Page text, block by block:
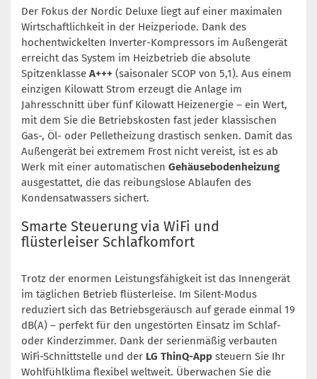
Der Fokus der Nordic Deluxe liegt auf einer maximalen
Wirtschaftlichkeit in der Heizperiode. Dank des
hochentwickelten Inverter-Kompressors im Außengerät
erreicht das System im Heizbetrieb die absolute
Spitzenklasse A+++ (saisonaler SCOP von 5,1). Aus einem
einzigen Kilowatt Strom erzeugt die Anlage im
Jahresschnitt über fünf Kilowatt Heizenergie – ein Wert,
mit dem Sie die Betriebskosten fast jeder klassischen
Gas-, Öl- oder Pelletheizung drastisch senken. Damit das
Außengerät bei extremem Frost nicht vereist, ist es ab
Werk mit einer automatischen Gehäusebodenheizung
ausgestattet, die das reibungslose Ablaufen des
Kondensatwassers sichert.
Smarte Steuerung via WiFi und
flüsterleiser Schlafkomfort
Trotz der enormen Leistungsfähigkeit ist das Innengerät
im täglichen Betrieb flüsterleise. Im Silent-Modus
reduziert sich das Betriebsgeräusch auf gerade einmal 19
dB(A) – perfekt für den ungestörten Einsatz im Schlaf-
oder Kinderzimmer. Dank der serienmäßig verbauten
WiFi-Schnittstelle und der LG ThinQ-App steuern Sie Ihr
Wohlfühlklima flexibel weltweit. Überwachen Sie die